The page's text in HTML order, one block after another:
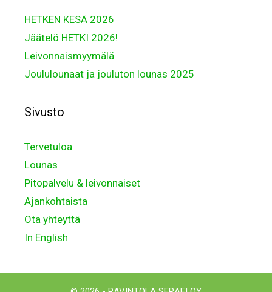
HETKEN KESÄ 2026
Jäätelö HETKI 2026!
Leivonnaismyymälä
Joululounaat ja jouluton lounas 2025
Sivusto
Tervetuloa
Lounas
Pitopalvelu & leivonnaiset
Ajankohtaista
Ota yhteyttä
In English